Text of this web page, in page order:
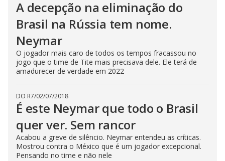
A decepção na eliminação do
Brasil na Rússia tem nome.
Neymar
O jogador mais caro de todos os tempos fracassou no
jogo que o time de Tite mais precisava dele. Ele terá de
amadurecer de verdade em 2022
DO R7/02/07/2018
É este Neymar que todo o Brasil
quer ver. Sem rancor
Acabou a greve de silêncio. Neymar entendeu as críticas.
Mostrou contra o México que é um jogador excepcional.
Pensando no time e não nele